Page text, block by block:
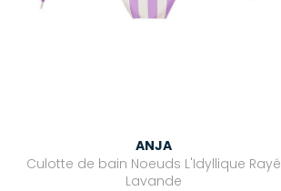
ANJA
Culotte de bain Noeuds L'Idyllique Rayé
Lavande